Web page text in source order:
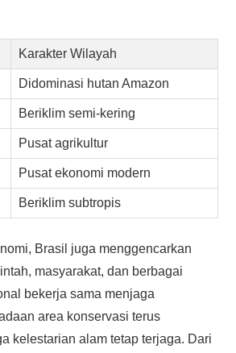
Karakter Wilayah
Didominasi hutan Amazon
Beriklim semi-kering
Pusat agrikultur
Pusat ekonomi modern
Beriklim subtropis
Brasil juga menggencarkan
masyarakat, dan berbagai
bekerja sama menjaga
area konservasi terus
kelestarian alam tetap terjaga. Dari